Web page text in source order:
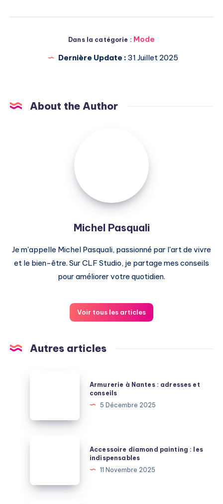
Dans la catégorie : Mode
Dernière Update : 31 Juillet 2025
About the Author
Michel Pasquali
Je m'appelle Michel Pasquali, passionné par l'art de vivre
et le bien-être. Sur CLF Studio, je partage mes conseils
pour améliorer votre quotidien.
Voir tous les articles
Autres articles
adresses
Armurerie à Nantes : adresses et
conseils
5 Décembre 2025
les
Accessoire diamond painting : les
indispensables
11 Novembre 2025